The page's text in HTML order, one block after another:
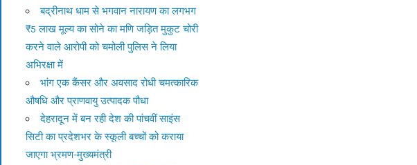
बद्रीनाथ धाम से भगवान नारायण का लगभग
₹5 लाख मूल्य का सोने का मणि जड़ित मुकुट चोरी
करने वाले आरोपी को चमोली पुलिस ने लिया
अभिरक्षा में
भांग एक कैंसर और अवसाद रोधी चमत्कारिक
औषधि और प्राणवायु उत्पादक पौधा
देहरादून में बन रही देश की पांचवीं साइंस
सिटी का प्रदेशभर के स्कूली बच्चों को कराया
जाएगा भ्रमण-मुख्यमंत्री